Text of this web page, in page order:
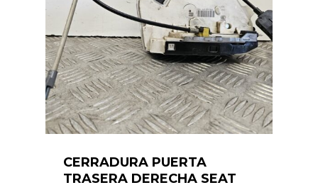
CERRADURA PUERTA
TRASERA DERECHA SEAT